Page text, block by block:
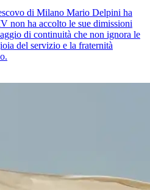
di Milano Mario Delpini ha
non ha accolto le sue dimissioni
di continuità che non ignora le
del servizio e la fraternità